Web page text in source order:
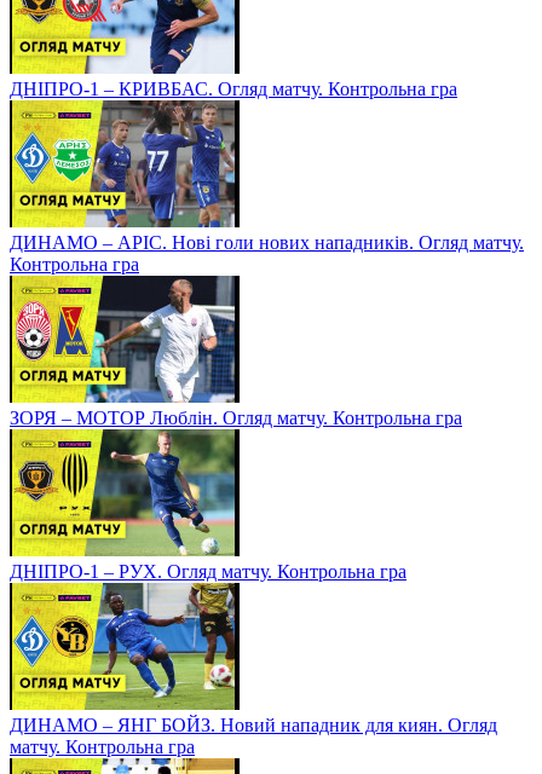
ДНІПРО-1 – КРИВБАС. Огляд матчу. Контрольна гра
ДИНАМО – АРІС. Нові голи нових нападників. Огляд матчу.
Контрольна гра
ЗОРЯ – МОТОР Люблін. Огляд матчу. Контрольна гра
ДНІПРО-1 – РУХ. Огляд матчу. Контрольна гра
ДИНАМО – ЯНГ БОЙЗ. Новий нападник для киян. Огляд
матчу. Контрольна гра